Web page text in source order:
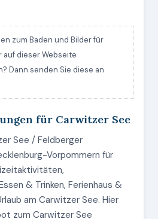
zum Baden und Bilder für
auf dieser Webseite
Dann senden Sie diese an
für Carwitzer See
See / Feldberger
Vorpommern für
& Trinken, Ferienhaus &
am Carwitzer See. Hier
zum Carwitzer See